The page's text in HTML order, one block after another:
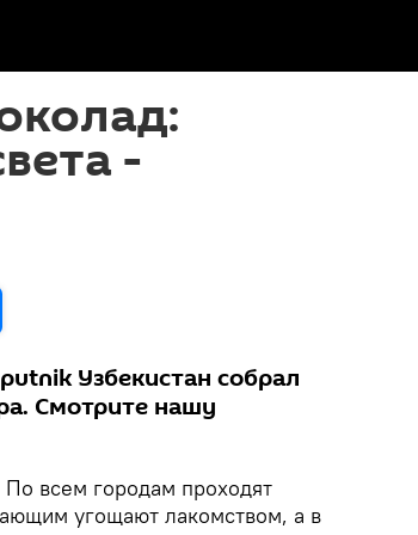
-
Узбекистан собрал
Смотрите нашу
всем городам проходят
угощают лакомством, а в